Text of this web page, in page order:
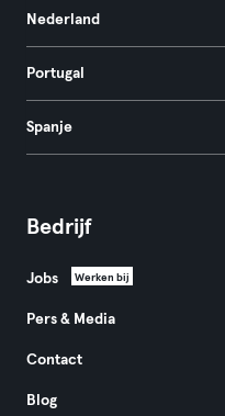
Nederland
Portugal
Spanje
Bedrijf
Jobs Werken bij
Pers & Media
Contact
Blog